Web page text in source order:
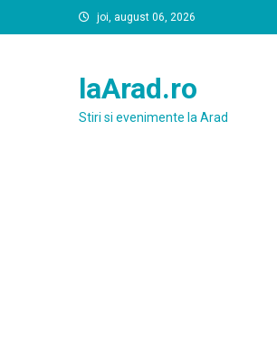
to
joi, august 06, 2026
laArad.ro
Stiri si evenimente la Arad